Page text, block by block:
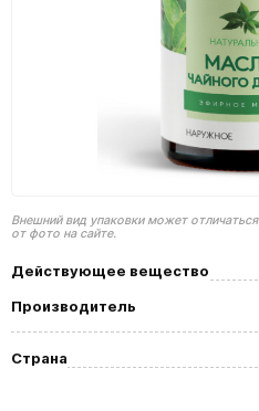
Внешний вид упаковки может отличаться
от фото на сайте.
Действующее вещество
Производитель
Страна